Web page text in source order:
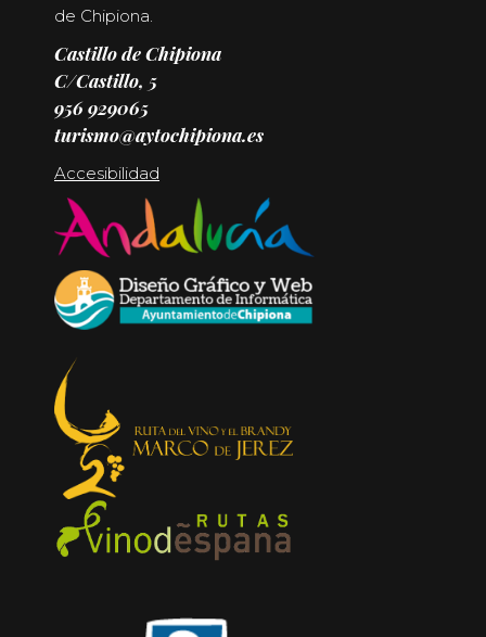
de Chipiona.
Castillo de Chipiona
C/Castillo, 5
956 929065
turismo@aytochipiona.es
Accesibilidad